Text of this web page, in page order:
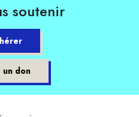
soutenir
un don